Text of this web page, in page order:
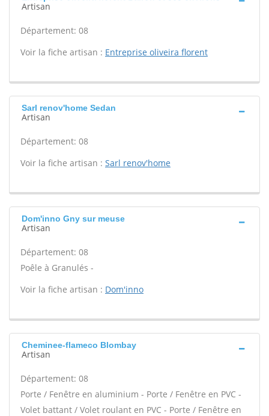
Artisan
Département: 08
Voir la fiche artisan : Entreprise oliveira florent
Sarl renov'home Sedan
Artisan
Département: 08
Voir la fiche artisan : Sarl renov'home
Dom'inno Gny sur meuse
Artisan
Département: 08
Poêle à Granulés -
Voir la fiche artisan : Dom'inno
Cheminee-flameco Blombay
Artisan
Département: 08
Porte / Fenêtre en aluminium - Porte / Fenêtre en PVC -
Volet battant / Volet roulant en PVC - Porte / Fenêtre en